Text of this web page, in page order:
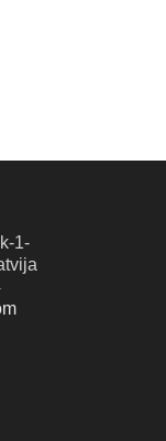
1-